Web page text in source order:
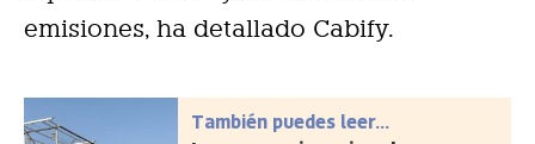
emisiones, ha detallado Cabify.
También puedes leer...